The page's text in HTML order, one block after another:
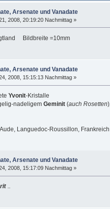
Arsenate und Vanadate
2008, 20:19:20 Nachmittag »
Bildbreite =10mm
Arsenate und Vanadate
2008, 15:15:13 Nachmittag »
Yvonit-Kristalle
nadeligem Geminit(auch Rosetten
Languedoc-Roussillon, Frankreich
Arsenate und Vanadate
2008, 15:17:09 Nachmittag »
..